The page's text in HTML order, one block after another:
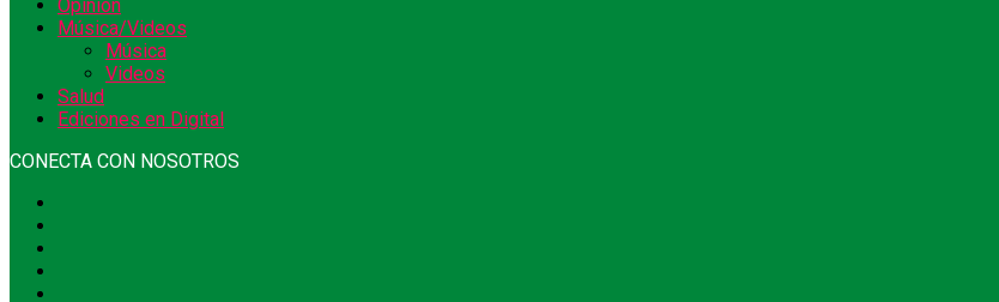
Opinión
Música/Videos
Música
Videos
Salud
Ediciones en Digital
CONECTA CON NOSOTROS